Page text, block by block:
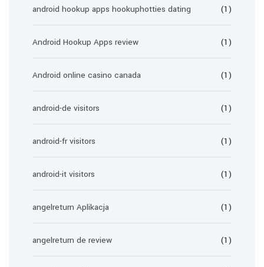
android hookup apps hookuphotties dating (1)
Android Hookup Apps review (1)
Android online casino canada (1)
android-de visitors (1)
android-fr visitors (1)
android-it visitors (1)
angelreturn Aplikacja (1)
angelreturn de review (1)